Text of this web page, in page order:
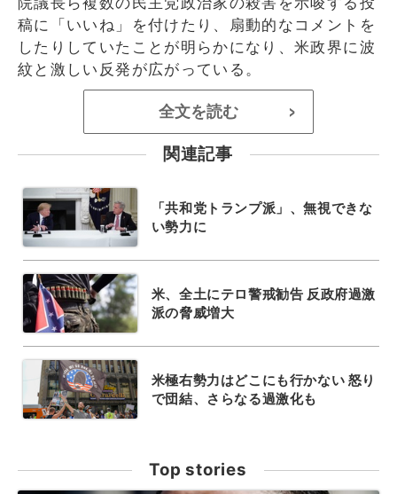
稿に「いいね」を付けたり、扇動的なコメントを
したりしていたことが明らかになり、米政界に波
紋と激しい反発が広がっている。
全文を読む >
関連記事
「共和党トランプ派」、無視できな
い勢力に
米、全土にテロ警戒勧告 反政府過激
派の脅威増大
米極右勢力はどこにも行かない 怒り
で団結、さらなる過激化も
Top stories